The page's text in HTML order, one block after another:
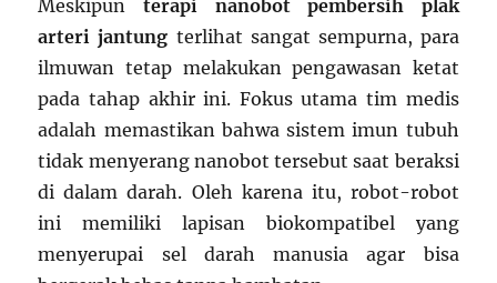
Meskipun terapi nanobot pembersih plak
arteri jantung terlihat sangat sempurna, para
ilmuwan tetap melakukan pengawasan ketat
pada tahap akhir ini. Fokus utama tim medis
adalah memastikan bahwa sistem imun tubuh
tidak menyerang nanobot tersebut saat beraksi
di dalam darah. Oleh karena itu, robot-robot
ini memiliki lapisan biokompatibel yang
menyerupai sel darah manusia agar bisa